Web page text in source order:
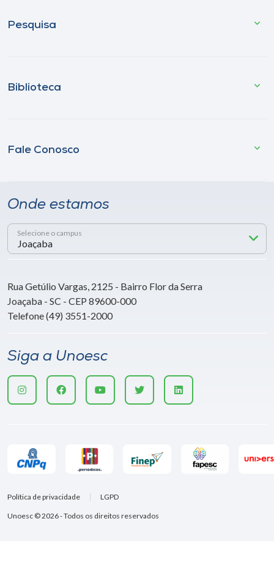
Pesquisa
Biblioteca
Fale Conosco
Onde estamos
Selecione o campus
Rua Getúlio Vargas, 2125 - Bairro Flor da Serra
Joaçaba - SC - CEP 89600-000
Telefone (49) 3551-2000
Siga a Unoesc
Unoesc © 2026 - Todos os direitos reservados
Política de privacidade LGPD